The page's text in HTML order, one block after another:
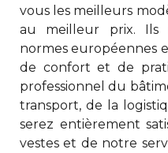
vous les meilleurs
au meilleur prix. Ils
normes européennes
de confort et de
professionnel du
transport, de la
serez entièrement
vestes et de notre